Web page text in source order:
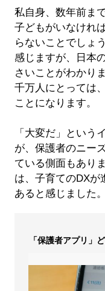
私自身、数年前ま
子どもがいなけれ
らないことでしょ
感じますが、日本
さいことがわかり
千万人にとっては
ことになります。
「大変だ」という
が、保護者のニー
ている側面もあり
は、子育てのDXが
あると感じました。
「保護者アプリ」